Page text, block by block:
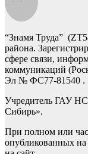
“Знамя Труда”
района.
сфере связи,
коммуникаций
Эл № ФС77-81540 .
Учредитель ГАУ
Сибирь».
При полном или
опубликованных на